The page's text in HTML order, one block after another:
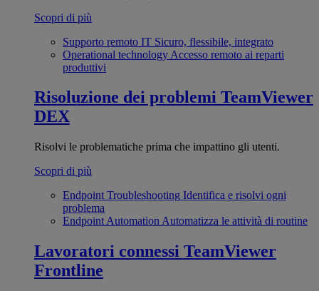
Scopri di più
Supporto remoto IT Sicuro, flessibile, integrato
Operational technology Accesso remoto ai reparti
produttivi
Risoluzione dei problemi TeamViewer
DEX
Risolvi le problematiche prima che impattino gli utenti.
Scopri di più
Endpoint Troubleshooting Identifica e risolvi ogni
problema
Endpoint Automation Automatizza le attività di routine
Lavoratori connessi TeamViewer
Frontline